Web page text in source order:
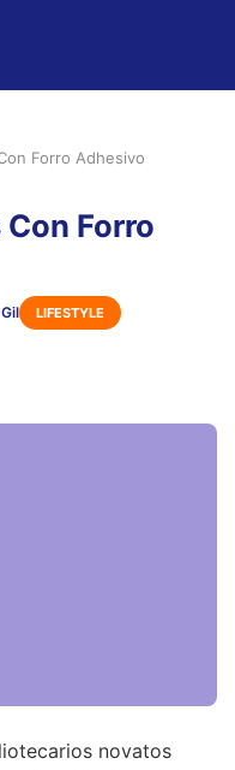
Forro Adhesivo
Forro
LIFESTYLE
novatos